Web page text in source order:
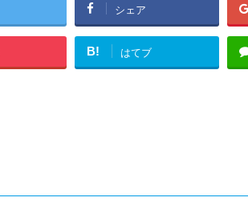
シェア
B! はてブ